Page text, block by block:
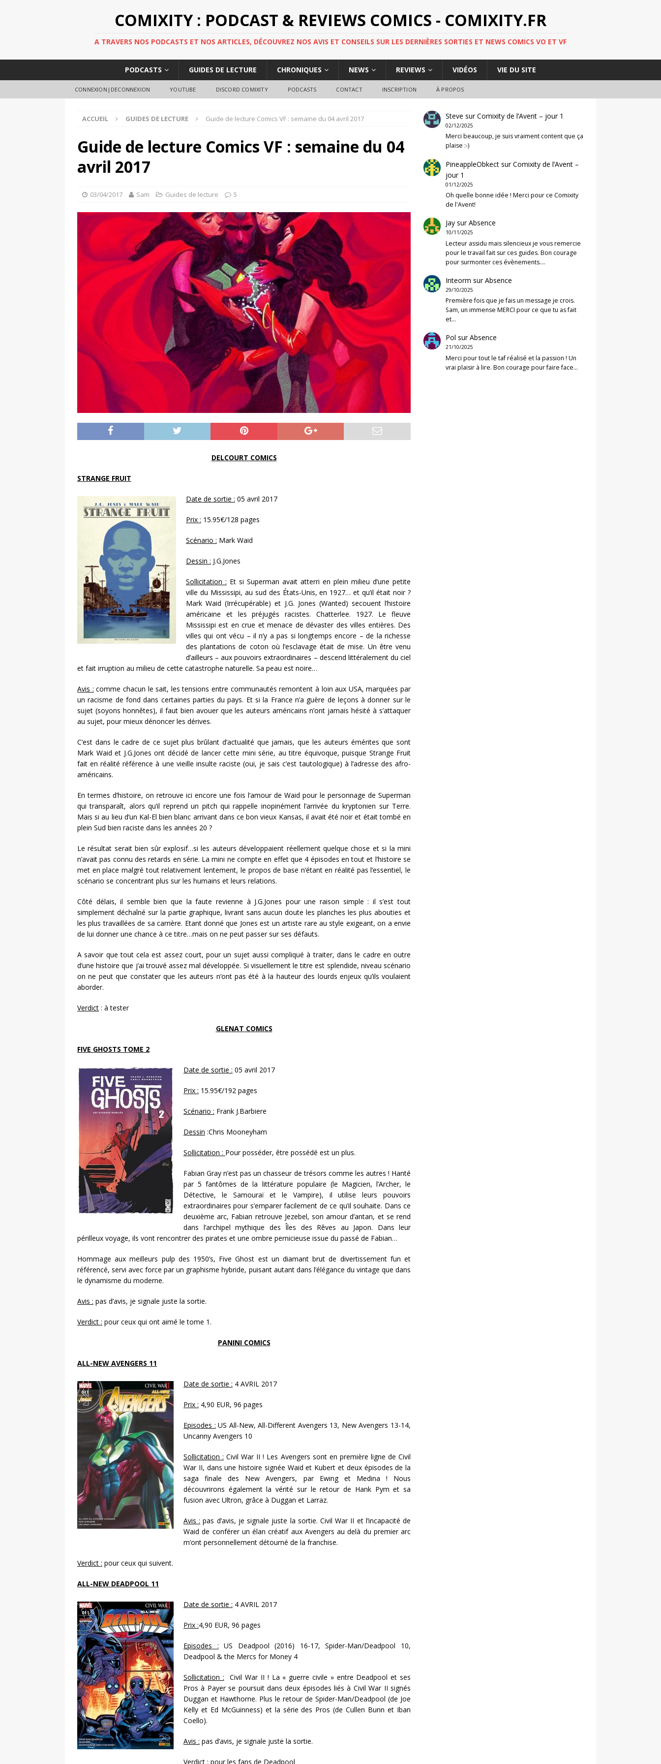
COMIXITY : PODCAST & REVIEWS COMICS - COMIXITY.FR
A TRAVERS NOS PODCASTS ET NOS ARTICLES, DÉCOUVREZ NOS AVIS ET CONSEILS SUR LES DERNIÈRES SORTIES ET NEWS COMICS VO ET VF
PODCASTS GUIDES DE LECTURE CHRONIQUES NEWS REVIEWS VIDÉOS VIE DU SITE
CONNEXION|DECONNEXION YOUTUBE DISCORD COMIXITY PODCASTS CONTACT INSCRIPTION À PROPOS
ACCUEIL GUIDES DE LECTURE Guide de lecture Comics VF : semaine du 04 avril 2017
Guide de lecture Comics VF : semaine du 04
avril 2017
03/04/2017 Sam Guides de lecture 5
DELCOURT COMICS
STRANGE FRUIT
Date de sortie : 05 avril 2017
Prix : 15.95€/128 pages
Scénario : Mark Waid
Dessin : J.G.Jones
Sollicitation : Et si Superman avait atterri en plein milieu d’une petite
ville du Mississipi, au sud des États-Unis, en 1927… et qu’il était noir ?
Mark Waid (Irrécupérable) et J.G. Jones (Wanted) secouent l’histoire
américaine et les préjugés racistes. Chatterlee. 1927. Le fleuve
Mississipi est en crue et menace de dévaster des villes entières. Des
villes qui ont vécu – il n’y a pas si longtemps encore – de la richesse
des plantations de coton où l’esclavage était de mise. Un être venu
d’ailleurs – aux pouvoirs extraordinaires – descend littéralement du ciel
et fait irruption au milieu de cette catastrophe naturelle. Sa peau est noire…
Avis : comme chacun le sait, les tensions entre communautés remontent à loin aux USA, marquées par
un racisme de fond dans certaines parties du pays. Et si la France n’a guère de leçons à donner sur le
sujet (soyons honnêtes), il faut bien avouer que les auteurs américains n’ont jamais hésité à s’attaquer
au sujet, pour mieux dénoncer les dérives.
C’est dans le cadre de ce sujet plus brûlant d’actualité que jamais, que les auteurs émérites que sont
Mark Waid et J.G.Jones ont décidé de lancer cette mini série, au titre équivoque, puisque Strange Fruit
fait en réalité référence à une vieille insulte raciste (oui, je sais c’est tautologique) à l’adresse des afro-
américains.
En termes d’histoire, on retrouve ici encore une fois l’amour de Waid pour le personnage de Superman
qui transparaît, alors qu’il reprend un pitch qui rappelle inopinément l’arrivée du kryptonien sur Terre.
Mais si au lieu d’un Kal-El bien blanc arrivant dans ce bon vieux Kansas, il avait été noir et était tombé en
plein Sud bien raciste dans les années 20 ?
Le résultat serait bien sûr explosif…si les auteurs développaient réellement quelque chose et si la mini
n’avait pas connu des retards en série. La mini ne compte en effet que 4 épisodes en tout et l’histoire se
met en place malgré tout relativement lentement, le propos de base n’étant en réalité pas l’essentiel, le
scénario se concentrant plus sur les humains et leurs relations.
Côté délais, il semble bien que la faute revienne à J.G.Jones pour une raison simple : il s’est tout
simplement déchaîné sur la partie graphique, livrant sans aucun doute les planches les plus abouties et
les plus travaillées de sa carrière. Etant donné que Jones est un artiste rare au style exigeant, on a envie
de lui donner une chance à ce titre…mais on ne peut passer sur ses défauts.
A savoir que tout cela est assez court, pour un sujet aussi compliqué à traiter, dans le cadre en outre
d’une histoire que j’ai trouvé assez mal développée. Si visuellement le titre est splendide, niveau scénario
on ne peut que constater que les auteurs n’ont pas été à la hauteur des lourds enjeux qu’ils voulaient
aborder.
Verdict : à tester
GLENAT COMICS
FIVE GHOSTS TOME 2
Date de sortie : 05 avril 2017
Prix : 15.95€/192 pages
Scénario : Frank J.Barbiere
Dessin :Chris Mooneyham
Sollicitation : Pour posséder, être possédé est un plus.
Fabian Gray n’est pas un chasseur de trésors comme les autres ! Hanté
par 5 fantômes de la littérature populaire (le Magicien, l’Archer, le
Détective, le Samouraï et le Vampire), il utilise leurs pouvoirs
extraordinaires pour s’emparer facilement de ce qu’il souhaite. Dans ce
deuxième arc, Fabian retrouve Jezebel, son amour d’antan, et se rend
dans l’archipel mythique des Îles des Rêves au Japon. Dans leur
périlleux voyage, ils vont rencontrer des pirates et une ombre pernicieuse issue du passé de Fabian…
Hommage aux meilleurs pulp des 1950’s, Five Ghost est un diamant brut de divertissement fun et
référencé, servi avec force par un graphisme hybride, puisant autant dans l’élégance du vintage que dans
le dynamisme du moderne.
Avis : pas d’avis, je signale juste la sortie.
Verdict : pour ceux qui ont aimé le tome 1.
PANINI COMICS
ALL-NEW AVENGERS 11
Date de sortie : 4 AVRIL 2017
Prix : 4,90 EUR, 96 pages
Episodes : US All-New, All-Different Avengers 13, New Avengers 13-14,
Uncanny Avengers 10
Sollicitation : Civil War II ! Les Avengers sont en première ligne de Civil
War II, dans une histoire signée Waid et Kubert et deux épisodes de la
saga finale des New Avengers, par Ewing et Medina ! Nous
découvrirons également la vérité sur le retour de Hank Pym et sa
fusion avec Ultron, grâce à Duggan et Larraz.
Avis : pas d’avis, je signale juste la sortie. Civil War II et l’incapacité de
Waid de conférer un élan créatif aux Avengers au delà du premier arc
m’ont personnellement détourné de la franchise.
Verdict : pour ceux qui suivent.
ALL-NEW DEADPOOL 11
Date de sortie : 4 AVRIL 2017
Prix :4,90 EUR, 96 pages
Episodes : US Deadpool (2016) 16-17, Spider-Man/Deadpool 10,
Deadpool & the Mercs for Money 4
Sollicitation : Civil War II ! La « guerre civile » entre Deadpool et ses
Pros à Payer se poursuit dans deux épisodes liés à Civil War II signés
Duggan et Hawthorne. Plus le retour de Spider-Man/Deadpool (de Joe
Kelly et Ed McGuinness) et la série des Pros (de Cullen Bunn et Iban
Coello).
Avis : pas d’avis, je signale juste la sortie.
Verdict : pour les fans de Deadpool
Steve surComixity de l’Avent – jour 1
02/12/2025
Merci beaucoup, je suis vraiment content que ça
plaise :-)
PineappleObkect surComixity de l’Avent –
jour 1
01/12/2025
Oh quelle bonne idée ! Merci pour ce Comixity
de l'Avent!
Jay surAbsence
10/11/2025
Lecteur assidu mais silencieux je vous remercie
pour le travail fait sur ces guides. Bon courage
pour surmonter ces évènements.…
Inteorm surAbsence
29/10/2025
Première fois que je fais un message je crois.
Sam, un immense MERCI pour ce que tu as fait
et…
Pol surAbsence
21/10/2025
Merci pour tout le taf réalisé et la passion ! Un
vrai plaisir à lire. Bon courage pour faire face…